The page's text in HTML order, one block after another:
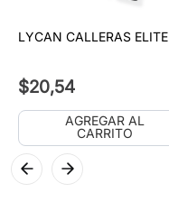
LYCAN CALLERAS ELITE
$20,54
AGREGAR AL
CARRITO